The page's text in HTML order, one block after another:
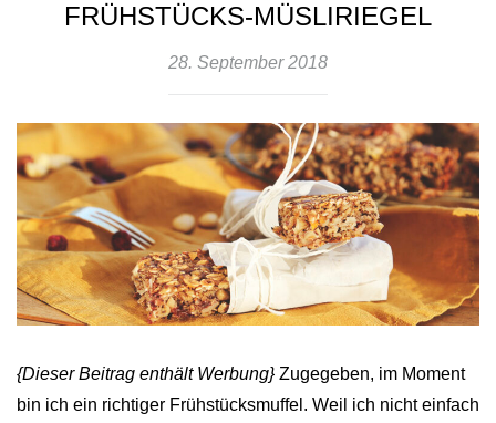
FRÜHSTÜCKS-MÜSLIRIEGEL
28. September 2018
{Dieser Beitrag enthält Werbung} Zugegeben, im Moment
bin ich ein richtiger Frühstücksmuffel. Weil ich nicht einfach